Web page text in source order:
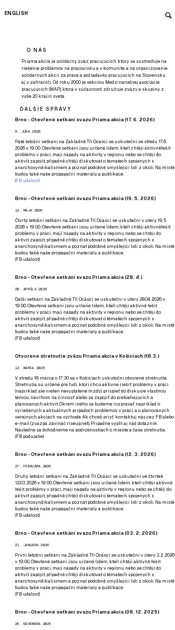
ENGLISH
O NÁS
Priama akcia je solidárny zväz pracujúcich, ktorý sa sústreďuje na
riešenie problémov na pracovisku a v komunite, a na organizovanie
solidárnych akcií za práva a požiadavky pracujúcich na Slovensku
aj v zahraničí. Od roku 2000 je sekciou Medzinárodnej asociácie
pracujúcich (MAP), ktorá v súčasnosti združuje zväzy a skupiny z
vyše 20 krajín sveta.
ĎALŠIE SPRÁVY
Brno - Otevřené setkání svazu Priama akcia (17. 6. 2026)
9. JÚNA 2026
Páté letošní setkání na Základně Tři Ocásci se uskuteční ve středu 17. 6.
2026 v 19:00. Otevřené setkání jsou určené lidem, kteří chtějí aktivněřešit
problémy v práci, mají nápady na aktivity v regionu nebo se chtějí do
aktivit zapojit, případně chtějí diskutovat o tématech spojených s
anarchosyndikalismem a poznat podobně smýšlející lidi z okolí. Na místě
budou také naše propagační materiály a publikace.
(FB událost)
Brno - Otevřené setkání svazu Priama akcia (19. 5. 2026)
12. MÁJA 2026
Čtvrtý letošní setkání na Základně Tři Ocásci se uskuteční v úterý 19. 5.
2026 v 19:00. Otevřené setkání jsou určené lidem, kteří chtějí aktivněřešit
problémy v práci, mají nápady na aktivity v regionu nebo se chtějí do
aktivit zapojit, případně chtějí diskutovat o tématech spojených s
anarchosyndikalismem a poznat podobně smýšlející lidi z okolí. Na místě
budou také naše propagační materiály a publikace.
(FB událost)
Brno - Otevřené setkání svazu Priama akcia (28. 4.)
20. APRÍLA 2026
Další setkání na Základně Tři Ocásci se uskuteční v úterý 28.04. 2026 v
19:00. Otevřené setkání jsou určené lidem, kteří chtějí aktivně řešit
problémy v práci, mají nápady na aktivity v regionu nebo se chtějí do
aktivit zapojit, případně chtějí diskutovat o tématech spojených s
anarchosyndikalismem a poznat podobně smýšlející lidi z okolí. Na místě
budou také naše propagační materiály a publikace.
(FB událost)
Otvorené stretnutie zväzu Priama akcia v Košiciach (18.3.)
12. MARCA 2026
V stredu 18. marca o 17:30 sa v Košiciach uskutoční otvorené stretnutie.
Stretnutia sú určené pre ľudí, ktorí chcú aktívne riešiť problémy v práci
(napríklad, ale nielen nevyplatené mzdy), prispieť do diskusie vlastnou
témou, návrhom na činnosť alebo sa zapojiť do prebiehajúcich a
plánovaných aktivít. Okrem iného sa budeme rozprávať napríklad o
vyriešených a aktuálnych prípadoch problémov v práci, a o plánovaných
verejných akciach na východe. Ak chceš prísť, kontaktuj nás cez FBalebo
e-mail (zvazpa zavináč riseup.net). Prípadnevyplň aj náš dotazník.
Následne sa dohodneme na podrobnostiach o mieste a čase stretnutia.
(FB podujatie)
Brno - Otevřené setkání svazu Priama akcia (12. 3. 2026)
27. FEBRUÁRA 2026
Druhý letošní setkání na Základně Tři Ocásci se uskuteční ve čtvrtek
12.03. 2026 v 19:00. Otevřené setkání jsou určené lidem, kteří chtějí aktivně
řešit problémy v práci, mají nápady na aktivity v regionu nebo se chtějí do
aktivit zapojit, případně chtějí diskutovat o tématech spojených s
anarchosyndikalismem a poznat podobně smýšlející lidi z okolí. Na místě
budou také naše propagační materiály a publikace.
(FB událost)
Brno - Otevřené setkání svazu Priama akcia (03. 2. 2026)
21. JANUÁRA 2026
První letošní setkání na Základně Tři Ocásci se uskuteční v úterý 3. 2. 2026
v 19:00. Otevřené setkání jsou určené lidem, kteří chtějí aktivně řešit
problémy v práci, mají nápady na aktivity v regionu nebo se chtějí do
aktivit zapojit, případně chtějí diskutovat o tématech spojených s
anarchosyndikalismem a poznat podobně smýšlející lidi z okolí. Na místě
budou také naše propagační materiály a publikace.
(FB událost)
Brno - Otevřené setkání svazu Priama akcia (08. 12. 2025)
26. NOVEMBRA 2025